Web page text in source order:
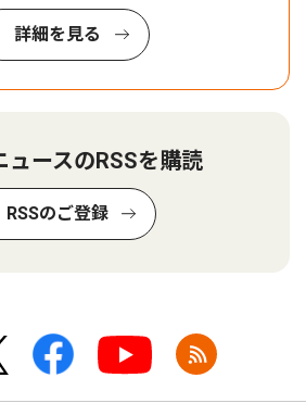
詳細を見る
ュースのRSSを購読
RSSのご登録